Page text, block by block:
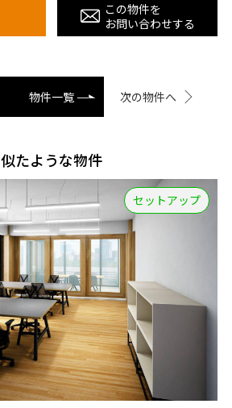
この物件を
お問い合わせする
物件一覧 次の物件へ
似たような物件
セットアップ